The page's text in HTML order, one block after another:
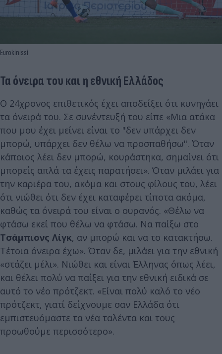
Eurokinissi
Τα όνειρα του και η εθνική Ελλάδος
Ο 24χρονος επιθετικός έχει αποδείξει ότι κυνηγάει
τα όνειρά του. Σε συνέντευξή του είπε «Μια ατάκα
που μου έχει μείνει είναι το "δεν υπάρχει δεν
μπορώ, υπάρχει δεν θέλω να προσπαθήσω". Όταν
κάποιος λέει δεν μπορώ, κουράστηκα, σημαίνει ότι
μπορείς απλά τα έχεις παρατήσει». Όταν μιλάει για
την καριέρα του, ακόμα και στους φίλους του, λέει
ότι νιώθει ότι δεν έχει καταφέρει τίποτα ακόμα,
καθώς τα όνειρά του είναι ο ουρανός. «Θέλω να
φτάσω εκεί που θέλω να φτάσω. Να παίξω στο
Τσάμπιονς Λίγκ, αν μπορώ και να το κατακτήσω.
Τέτοια όνειρα έχω». Όταν δε, μιλάει για την εθνική
«στάζει μέλι». Νιώθει και είναι Έλληνας όπως λέει,
και θέλει πολύ να παίξει για την εθνική ειδικά σε
αυτό το νέο πρότζεκτ. «Είναι πολύ καλό το νέο
πρότζεκτ, γιατί δείχνουμε σαν Ελλάδα ότι
εμπιστευόμαστε τα νέα ταλέντα και τους
προωθούμε περισσότερο».